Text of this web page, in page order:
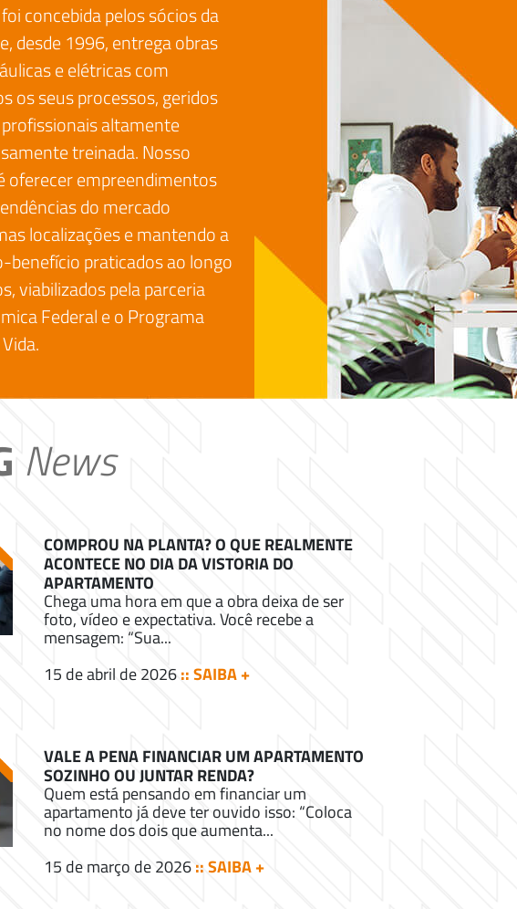
concebida pelos sócios da
desde 1996, entrega obras
e elétricas com
os seus processos, geridos
altamente
treinada. Nosso
oferecer empreendimentos
do mercado
localizações e mantendo a
benefício praticados ao longo
viabilizados pela parceria
Federal e o Programa
News
COMPROU NA PLANTA? O QUE REALMENTE
ACONTECE NO DIA DA VISTORIA DO
APARTAMENTO
Chega uma hora em que a obra deixa de ser
foto, vídeo e expectativa. Você recebe a
mensagem: “Sua...
15 de abril de 2026:: SAIBA +
VALE A PENA FINANCIAR UM APARTAMENTO
SOZINHO OU JUNTAR RENDA?
Quem está pensando em financiar um
apartamento já deve ter ouvido isso: “Coloca
no nome dos dois que aumenta...
15 de março de 2026:: SAIBA +